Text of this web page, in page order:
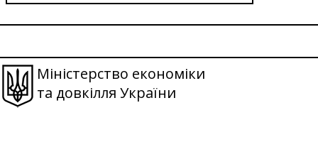
Міністерство економіки
та довкілля України